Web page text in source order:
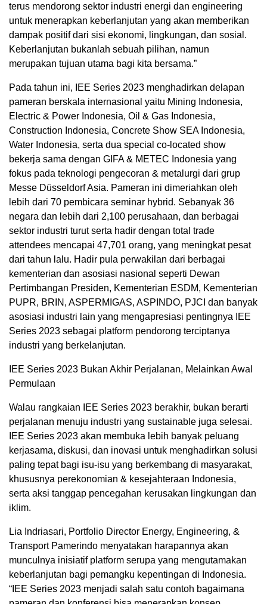
terus mendorong sektor industri energi dan engineering
untuk menerapkan keberlanjutan yang akan memberikan
dampak positif dari sisi ekonomi, lingkungan, dan sosial.
Keberlanjutan bukanlah sebuah pilihan, namun
merupakan tujuan utama bagi kita bersama.”
Pada tahun ini, IEE Series 2023 menghadirkan delapan
pameran berskala internasional yaitu Mining Indonesia,
Electric & Power Indonesia, Oil & Gas Indonesia,
Construction Indonesia, Concrete Show SEA Indonesia,
Water Indonesia, serta dua special co-located show
bekerja sama dengan GIFA & METEC Indonesia yang
fokus pada teknologi pengecoran & metalurgi dari grup
Messe Düsseldorf Asia. Pameran ini dimeriahkan oleh
lebih dari 70 pembicara seminar hybrid. Sebanyak 36
negara dan lebih dari 2,100 perusahaan, dan berbagai
sektor industri turut serta hadir dengan total trade
attendees mencapai 47,701 orang, yang meningkat pesat
dari tahun lalu. Hadir pula perwakilan dari berbagai
kementerian dan asosiasi nasional seperti Dewan
Pertimbangan Presiden, Kementerian ESDM, Kementerian
PUPR, BRIN, ASPERMIGAS, ASPINDO, PJCI dan banyak
asosiasi industri lain yang mengapresiasi pentingnya IEE
Series 2023 sebagai platform pendorong terciptanya
industri yang berkelanjutan.
IEE Series 2023 Bukan Akhir Perjalanan, Melainkan Awal
Permulaan
Walau rangkaian IEE Series 2023 berakhir, bukan berarti
perjalanan menuju industri yang sustainable juga selesai.
IEE Series 2023 akan membuka lebih banyak peluang
kerjasama, diskusi, dan inovasi untuk menghadirkan solusi
paling tepat bagi isu-isu yang berkembang di masyarakat,
khususnya perekonomian & kesejahteraan Indonesia,
serta aksi tanggap pencegahan kerusakan lingkungan dan
iklim.
Lia Indriasari, Portfolio Director Energy, Engineering, &
Transport Pamerindo menyatakan harapannya akan
munculnya inisiatif platform serupa yang mengutamakan
keberlanjutan bagi pemangku kepentingan di Indonesia.
“IEE Series 2023 menjadi salah satu contoh bagaimana